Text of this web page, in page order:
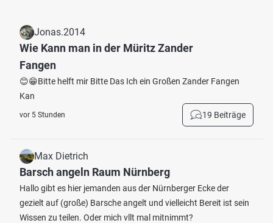
Jonas.2014
Wie Kann man in der Müritz Zander
Fangen
😊😁Bitte helft mir Bitte Das Ich ein Großen Zander Fangen
Kan
vor 5 Stunden 19 Beiträge
Max Dietrich
Barsch angeln Raum Nürnberg
Hallo gibt es hier jemanden aus der Nürnberger Ecke der
gezielt auf (große) Barsche angelt und vielleicht Bereit ist sein
Wissen zu teilen. Oder mich vllt mal mitnimmt?